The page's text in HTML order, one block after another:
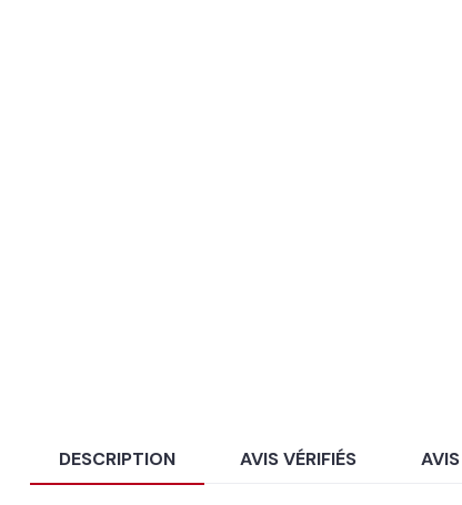
DESCRIPTION AVIS VÉRIFIÉS AVIS